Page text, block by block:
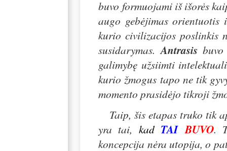
buvo formuojami iš išorės
augo gebėjimas
kurio civilizacijos poslinkis
susidarymas.Antrasis
galimybę užsiimti
kurio žmogus tapo ne tik
momento prasidėjo tikroji
Taip, šis etapas truko tik
yra tai, kadTAIBUVO.
koncepcija nėra utopija, o